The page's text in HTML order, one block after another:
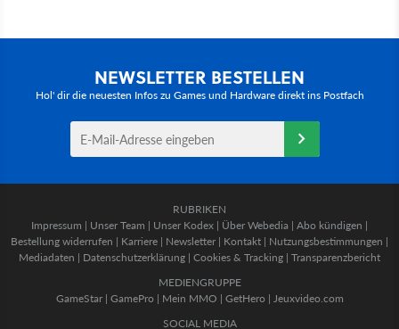
NEWSLETTER BESTELLEN
Hol' dir die neuesten Infos zu Games und Hardware direkt ins Postfach
RUBRIKEN
Impressum | Unser Team | Unser Kodex | Über Webedia | Abo kündigen |
Bestellung widerrufen | Karriere | Newsletter | Kontakt | Nutzungsbestimmungen |
Mediadaten | Datenschutzerklärung | Cookies & Tracking | Transparenzbericht
MEDIENGRUPPE
GameStar| GamePro | Mein MMO | GetHero | Jeuxvideo.com
SOCIAL MEDIA